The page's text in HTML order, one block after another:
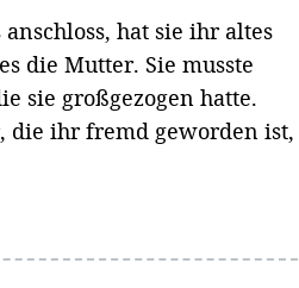
hat sie ihr altes
die Mutter. Sie musste
sie großgezogen hatte.
die ihr fremd geworden ist,